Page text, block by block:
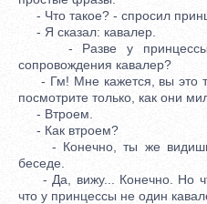
- Что такое? - спросил
- Я сказал: кавалер.
- Разве у принцессы
сопровождения кавалер?
- Гм! Мне кажется, вы это
посмотрите только, как они
- Втроем.
- Как втроем?
- Конечно, ты же видишь,
беседе.
- Да, вижу... Конечно. Но
что у принцессы не один